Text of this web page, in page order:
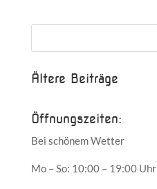
Ältere Beiträge
Öffnungszeiten:
Bei schönem Wetter
Mo – So: 10:00 – 19:00 Uhr